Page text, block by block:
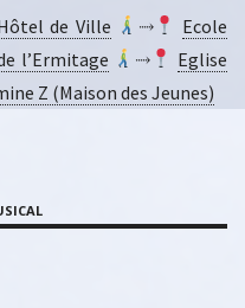
de Ville ⤑
Ecole
l’Ermitage ⤑
Eglise
Z (Maison des Jeunes)